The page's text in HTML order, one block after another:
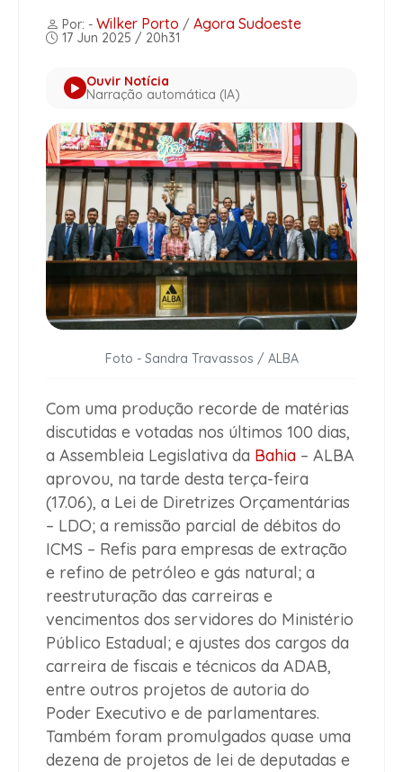
Por: - Wilker Porto / Agora Sudoeste
17 Jun 2025 / 20h31
Ouvir Notícia
Narração automática (IA)
Foto - Sandra Travassos / ALBA
Com uma produção recorde de matérias
discutidas e votadas nos últimos 100 dias,
a Assembleia Legislativa da Bahia – ALBA
aprovou, na tarde desta terça-feira
(17.06), a Lei de Diretrizes Orçamentárias
– LDO; a remissão parcial de débitos do
ICMS – Refis para empresas de extração
e refino de petróleo e gás natural; a
reestruturação das carreiras e
vencimentos dos servidores do Ministério
Público Estadual; e ajustes dos cargos da
carreira de fiscais e técnicos da ADAB,
entre outros projetos de autoria do
Poder Executivo e de parlamentares.
Também foram promulgados quase uma
dezena de projetos de lei de deputadas e